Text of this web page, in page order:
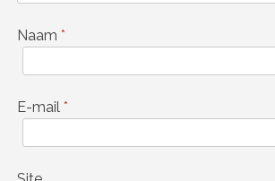
Naam *
E-mail *